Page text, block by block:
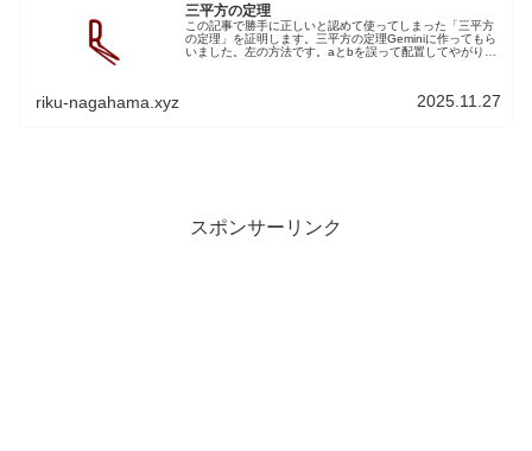
三平方の定理
この記事で勝手に正しいと認めて使ってしまった「三平方
の定理」を証明します。三平方の定理Geminiに作ってもら
いました。左の方法です。aとbを誤って配置してやがりま
riku-nagahama.xyz 2025.11.27
スポンサーリンク